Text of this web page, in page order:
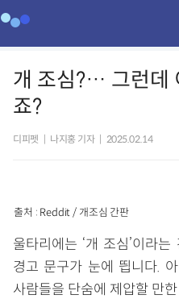
개 조심?… 그런데
죠?
디피펫 나지홍 기자 2025.02.14
출처 : Reddit / 개조심 간판
울타리에는 ‘개 조심’이라
경고 문구가 눈에 띕니다.
사람들을 단숨에 제압할 만